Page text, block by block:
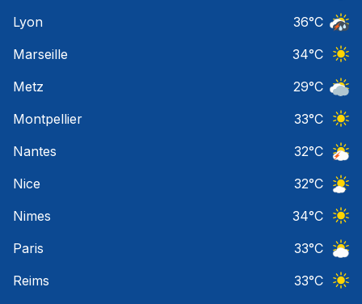
Lyon
36°C
Marseille
34°C
Metz
29°C
Montpellier
33°C
Nantes
32°C
Nice
32°C
Nimes
34°C
Paris
33°C
Reims
33°C